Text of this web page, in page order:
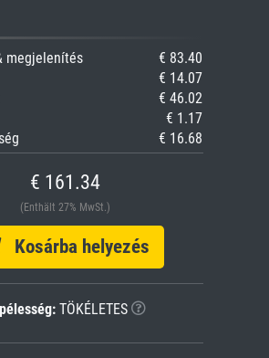
megjelenítés
€ 83.40
€ 14.07
€ 46.02
€ 1.17
€ 16.68
€ 161.34
(Enthält 27% MwSt.)
Kosárba helyezés
TÖKÉLETES